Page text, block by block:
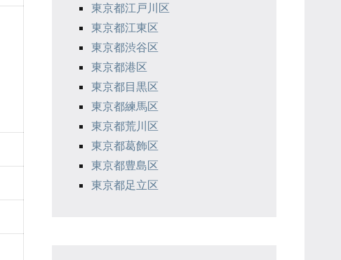
東京都江戸川区
東京都江東区
東京都渋谷区
東京都港区
東京都目黒区
東京都練馬区
東京都荒川区
東京都葛飾区
東京都豊島区
東京都足立区